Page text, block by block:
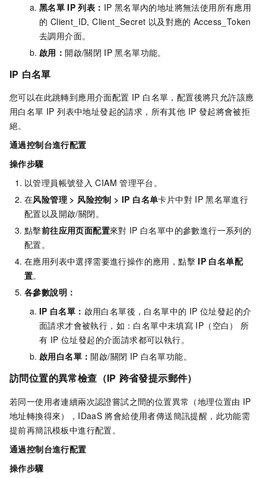
黑名單 IP 列表： IP 黑名單內的地址將無法使用所有應用
的 Client_ID, Client_Secret 以及對應的 Access_Token
去調用介面。
啟用：開啟/關閉 IP 黑名單功能。
IP 白名單
您可以在此跳轉到應用介面配置 IP 白名單，配置後將只允許該應
用白名單 IP 列表中地址發起的請求，所有其他 IP 發起將會被拒
絕。
通過控制台進行配置
操作步驟
以管理員帳號登入 CIAM 管理平台。
在风险管理 > 风险控制 >IP 白名单卡片中對 IP 黑名單進行
配置以及開啟/關閉。
點擊前往应用页面配置來對 IP 白名單中的參數進行一系列的
配置。
在應用列表中選擇需要進行操作的應用，點擊 IP 白名单配
置。
各參數說明：
IP 白名單： 啟用白名單後，白名單中的 IP 位址發起的介
面請求才會被執行，如：白名單中未填寫 IP（空白） 所
有 IP 位址發起的介面請求都可以執行。
啟用白名單：開啟/關閉 IP 白名單功能。
訪問位置的異常檢查（IP 跨省發提示郵件）
若同一使用者連續兩次認證嘗試之間的位置異常（地理位置由 IP
地址轉換得來），IDaaS 將會給使用者傳送簡訊提醒，此功能需
提前再簡訊模板中進行配置。
通過控制台進行配置
操作步驟